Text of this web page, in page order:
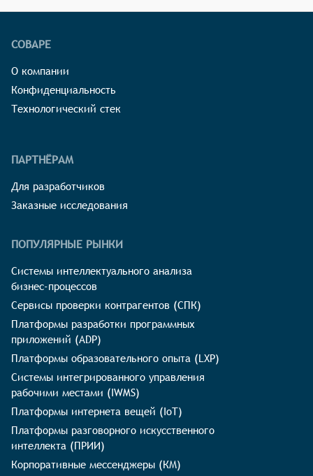
СОВАРЕ
О компании
Конфиденциальность
Технологический стек
ПАРТНЁРАМ
Для разработчиков
Заказные исследования
ПОПУЛЯРНЫЕ РЫНКИ
Системы интеллектуального анализа
бизнес-процессов
Сервисы проверки контрагентов (СПК)
Платформы разработки программных
приложений (ADP)
Платформы образовательного опыта (LXP)
Системы интегрированного управления
рабочими местами (IWMS)
Платформы интернета вещей (IoT)
Платформы разговорного искусственного
интеллекта (ПРИИ)
Корпоративные мессенджеры (КМ)